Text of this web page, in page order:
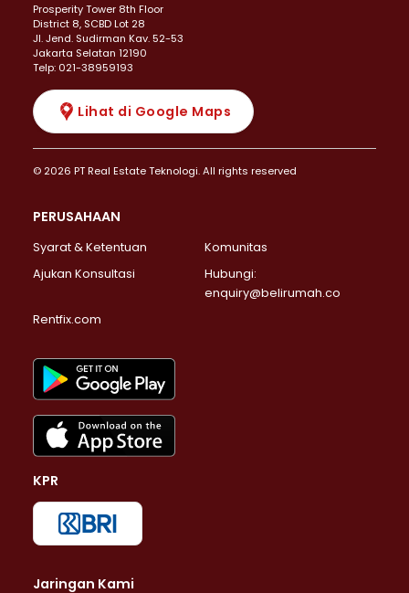
Prosperity Tower 8th Floor
District 8, SCBD Lot 28
JI. Jend. Sudirman Kav. 52-53
Jakarta Selatan 12190
Telp: 021-38959193
Lihat di Google Maps
© 2026 PT Real Estate Teknologi. All rights reserved
PERUSAHAAN
Syarat & Ketentuan
Komunitas
Ajukan Konsultasi
Hubungi:
enquiry@belirumah.co
Rentfix.com
KPR
Jaringan Kami